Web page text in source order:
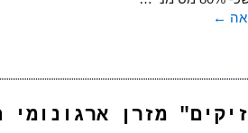
←
מזרן ארגונומי